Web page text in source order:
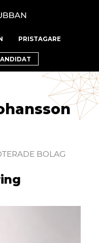
PRISTAGARE
BOLAG